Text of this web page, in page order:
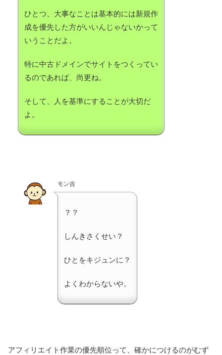
ひとつ、大事なことは基本的には新規作
成を優先した方がいいんじゃないかって
いうことだよ。
特に中古ドメインでサイトをつくってい
るのであれば、尚更ね。
そして、人を基準にすることが大切だ
よ。
モン吉
？？
しんきさくせい？
ひとをキジュンに？
よくわからないや。
アフィリエイト作業の優先順位って、確かにつけるのがむず